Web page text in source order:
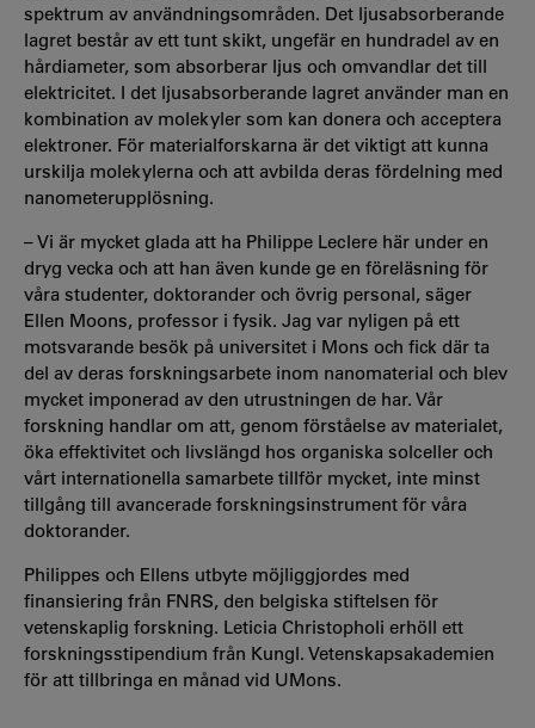
spektrum av användningsområden. Det ljusabsorberande
lagret består av ett tunt skikt, ungefär en hundradel av en
hårdiameter, som absorberar ljus och omvandlar det till
elektricitet. I det ljusabsorberande lagret använder man en
kombination av molekyler som kan donera och acceptera
elektroner. För materialforskarna är det viktigt att kunna
urskilja molekylerna och att avbilda deras fördelning med
nanometerupplösning.
– Vi är mycket glada att ha Philippe Leclere här under en
dryg vecka och att han även kunde ge en föreläsning för
våra studenter, doktorander och övrig personal, säger
Ellen Moons, professor i fysik. Jag var nyligen på ett
motsvarande besök på universitet i Mons och fick där ta
del av deras forskningsarbete inom nanomaterial och blev
mycket imponerad av den utrustningen de har. Vår
forskning handlar om att, genom förståelse av materialet,
öka effektivitet och livslängd hos organiska solceller och
vårt internationella samarbete tillför mycket, inte minst
tillgång till avancerade forskningsinstrument för våra
doktorander.
Philippes och Ellens utbyte möjliggjordes med
finansiering från FNRS, den belgiska stiftelsen för
vetenskaplig forskning. Leticia Christopholi erhöll ett
forskningsstipendium från Kungl. Vetenskapsakademien
för att tillbringa en månad vid UMons.